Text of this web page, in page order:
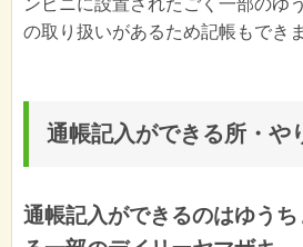
の取り扱いがあるため記帳もできま
通帳記入ができる所・や
通帳記入ができるのはゆう